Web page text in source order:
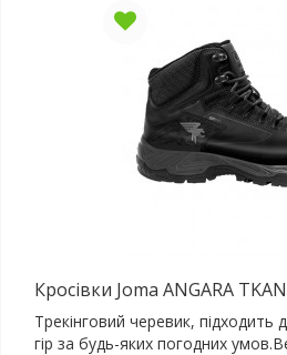
Кросівки Joma ANGARA
Трекінговий черевик, підходить
гір за будь-яких погодних